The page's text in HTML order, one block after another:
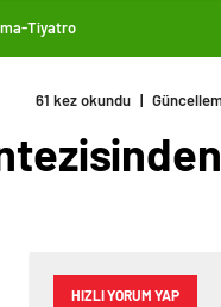
Tiyatro
61 kez okundu |
HIZLI YORUM YAP